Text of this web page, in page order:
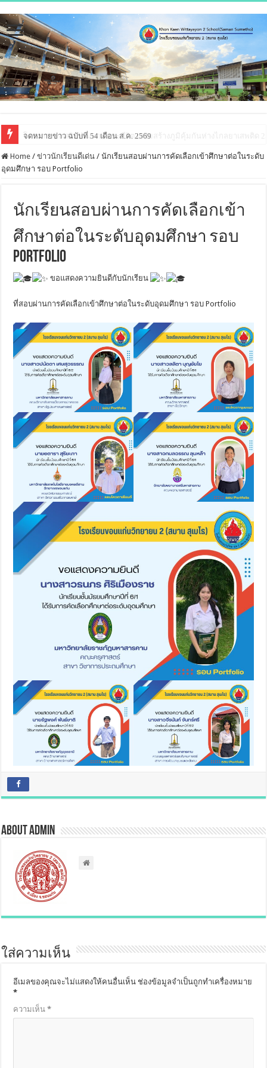
จดหมายข่าว ฉบับที่ 54 เดือน ส.ค. 2569
Home / ข่าวนักเรียนดีเด่น / นักเรียนสอบผ่านการคัดเลือกเข้าศึกษาต่อในระดับ
อุดมศึกษา รอบ Portfolio
นักเรียนสอบผ่านการคัดเลือกเข้า
ศึกษาต่อในระดับอุดมศึกษา รอบ
Portfolio
ขอแสดงความยินดีกับนักเรียน
ที่สอบผ่านการคัดเลือกเข้าศึกษาต่อในระดับอุดมศึกษา รอบ Portfolio
About admin
ใส่ความเห็น
อีเมลของคุณจะไม่แสดงให้คนอื่นเห็น ช่องข้อมูลจำเป็นถูกทำเครื่องหมาย
*
ความเห็น*